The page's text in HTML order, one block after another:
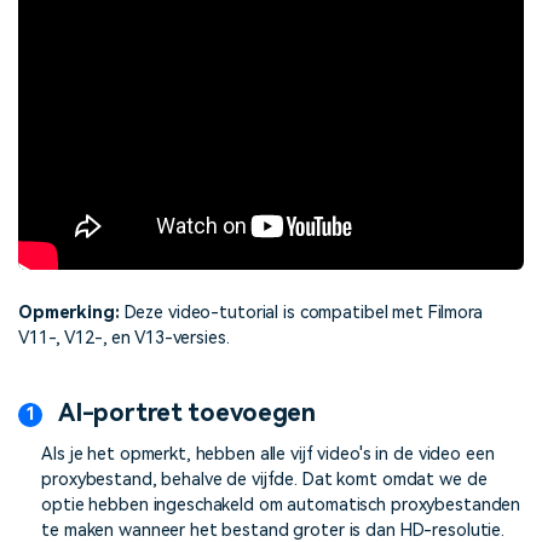
Opmerking: Deze video-tutorial is compatibel met Filmora
V11-, V12-, en V13-versies.
AI-portret toevoegen
Als je het opmerkt, hebben alle vijf video's in de video een
proxybestand, behalve de vijfde. Dat komt omdat we de
optie hebben ingeschakeld om automatisch proxybestanden
te maken wanneer het bestand groter is dan HD-resolutie.